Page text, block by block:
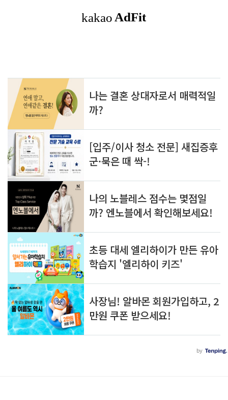
이용한 뒤 부족한 부분만 결제하세요.③ 합격 보